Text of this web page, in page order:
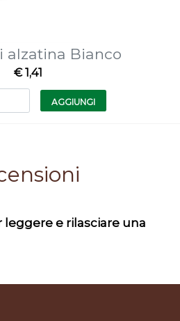
alzatina Bianco
€ 1,41
Quantità
AGGIUNGI
leggere e rilasciare una